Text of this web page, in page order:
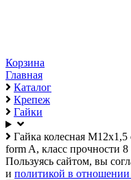
Корзина
Главная
Каталог
Крепеж
Гайки
Гайка колесная
form A, класс прочности 8
Пользуясь сайтом, вы
и политикой в